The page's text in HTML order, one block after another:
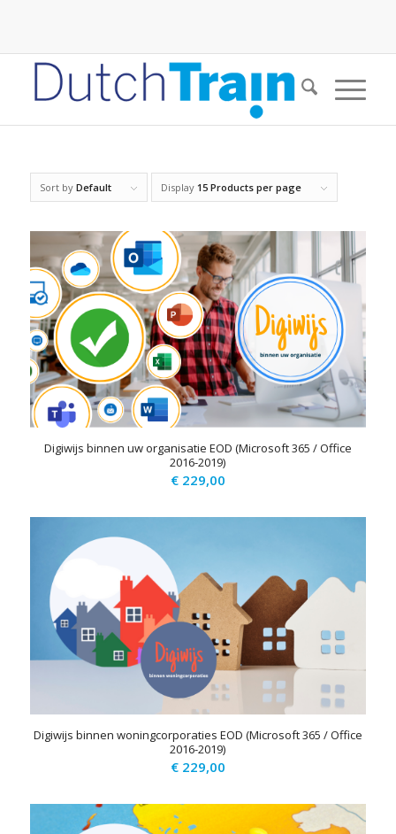
Sort by Default Display 15 Products per page
Digiwijs binnen uw organisatie EOD (Microsoft 365 / Office
2016-2019)
€229,00
Digiwijs binnen woningcorporaties EOD (Microsoft 365 / Office
2016-2019)
€229,00